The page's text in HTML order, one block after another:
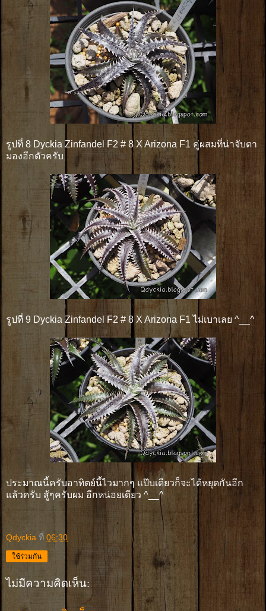
รูปที่ 8 Dyckia Zinfandel F2 # 8 X Arizona F1 คู่ผสมที่น่าจับตา
มองอีกตัวครับ
รูปที่ 9 Dyckia Zinfandel F2 # 8 X Arizona F1 ไม่เบาเลย ^__^
ประมาณนี้ครับอาทิตย์นี้ไวมากๆ แป๊บเดียวก็จะได้หยุดกันอีก
แล้วครับ สู้ๆครับผม อีกหน่อยเดียว ^__^
Qdyckia ที่ 06:30
ใช้ร่วมกัน
ไม่มีความคิดเห็น: